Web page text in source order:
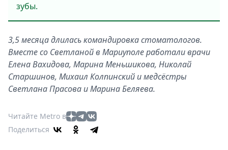
зубы.
3,5 месяца длилась командировка стоматологов.
Вместе со Светланой в Мариуполе работали врачи
Елена Вахидова, Марина Меньшикова, Николай
Старшинов, Михаил Колпинский и медсёстры
Светлана Прасова и Марина Беляева.
Читайте Metro в
Поделиться